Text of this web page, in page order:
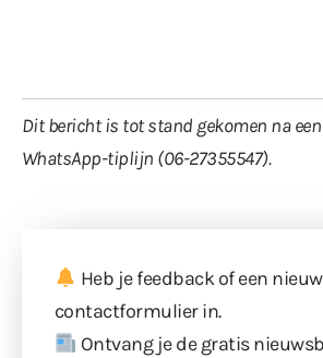
Dit bericht is tot stand gekomen na
WhatsApp-tiplijn (06-27355547).
Heb je feedback of een
contactformulierin.
Ontvang je de gratis